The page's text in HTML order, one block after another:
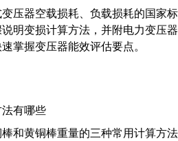
压器空载损耗、负载损耗的国家
明变损计算方法，并附电力变压
掌握变压器能效评估要点。
有哪些
和黄铜棒重量的三种常用计算方